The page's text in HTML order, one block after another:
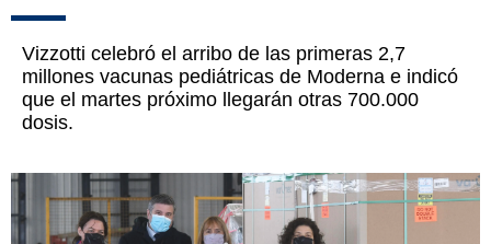
Vizzotti celebró el arribo de las primeras 2,7
millones vacunas pediátricas de Moderna e indicó
que el martes próximo llegarán otras 700.000
dosis.